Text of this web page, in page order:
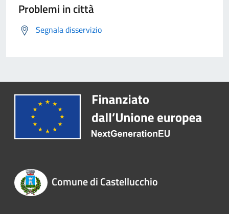
Problemi in città
Segnala disservizio
Comune di Castellucchio